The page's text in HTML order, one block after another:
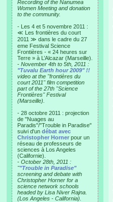
Recording of the Nanumea
Women Meeting and donation
to the community.
- Les 4 et 5 novembre 2011 :
≪ Les frontières du court
2011 ≫ dans le cadre du 27
eme Festival Science
Frontières - « 24 heures sur
Terre » à L’Alcazar (Marseille).
- November 4th to 5th, 2011 :
"Tuvalu Earth hour 2009" !!
video at the "frontières du
court 2011" film competition
part of the 27th "Science
Frontières" Festival
(Marseille).
- 28 octobre 2011 : projection
de "Nuages au
Paradis"/"Trouble in Paradise"
suivi d'un débat avec
Christopher Horner pour un
réseau de professeurs de
sciences à Los Angeles
(Californie).
- October 28th, 2011 :
""Trouble in Paradise"
screening and debate with
Christopher Horner for a
science network schools
headed by Lisa Niver Rajna.
(Los Angeles - California).